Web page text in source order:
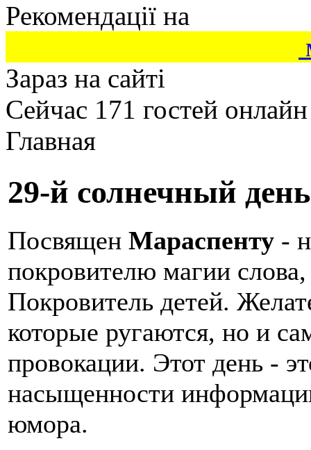
Рекомендації на
Зараз на сайті
Сейчас 171 гостей онлайн
Главная
29-й солнечный день
Посвящен Мараспенту -
покровителю магии
Покровитель детей.
которые ругаются, но и
провокации. Этот день -
насыщенности
юмора.